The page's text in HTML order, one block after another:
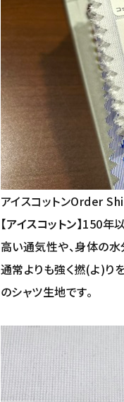
アイスコットンOrder
【アイスコットン】150年
高い通気性や、身体の
通常よりも強く撚(よ)り
のシャツ生地です。